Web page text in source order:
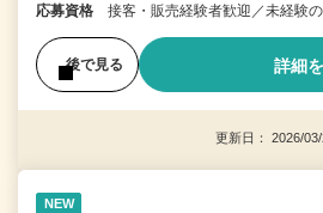
応募資格 接客・販売経験者歓迎／未経験
後で見る 詳細
更新日： 2026/
NEW